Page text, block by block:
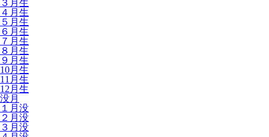
３月生
４月生
５月生
６月生
７月生
８月生
９月生
10月生
11月生
12月生
没月
１月没
２月没
３月没